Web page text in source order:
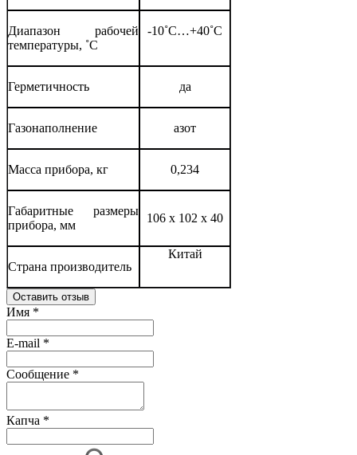
Диапазон рабочей
температуры, ˚С
-10˚С…+40˚С
Герметичность да
Газонаполнение азот
Масса прибора, кг 0,234
Габаритные размеры
прибора, мм
106 х 102 х 40
Страна производитель
Китай
Оставить отзыв
Имя *
E-mail *
Сообщение *
Капча *